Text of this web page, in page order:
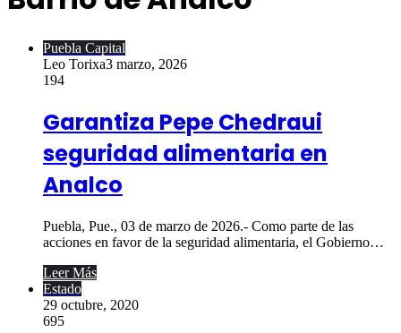
Puebla Capital
Leo Torixa3 marzo, 2026
194
Garantiza Pepe Chedraui
seguridad alimentaria en
Analco
Puebla, Pue., 03 de marzo de 2026.- Como parte de las
acciones en favor de la seguridad alimentaria, el Gobierno…
Leer Más
Estado
29 octubre, 2020
695